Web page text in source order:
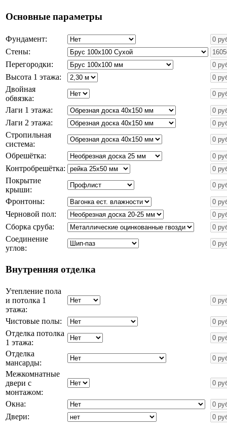
Основные параметры
Фундамент:
Стены:
Перегородки:
Высота 1 этажа:
Двойная
обвязка:
Лаги 1 этажа:
Лаги 2 этажа:
Стропильная
система:
Обрешётка:
Контробрешётка:
Покрытие
крыши:
Фронтоны:
Черновой пол:
Сборка сруба:
Соединение
углов:
Внутренняя отделка
Утепление пола
и потолка 1
этажа:
Чистовые полы:
Отделка потолка
1 этажа:
Отделка
мансарды:
Межкомнатные
двери с
монтажом:
Окна:
Двери: